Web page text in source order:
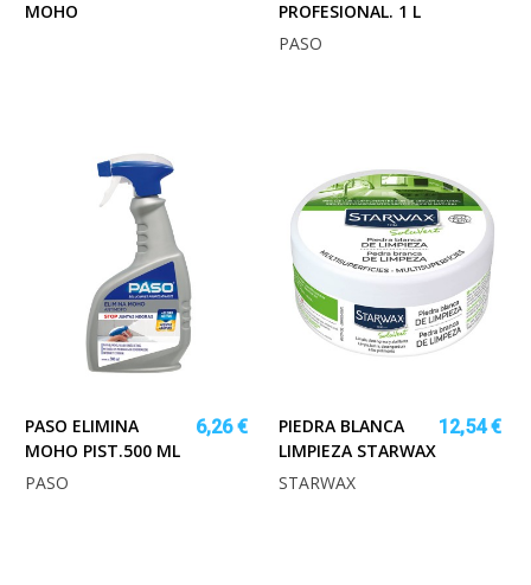
MOHO
PROFESIONAL. 1 L
PASO
PASO ELIMINA
MOHO PIST.500 ML
6,26 €
PASO
PIEDRA BLANCA
LIMPIEZA STARWAX
12,54 €
STARWAX